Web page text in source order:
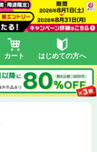
カート はじめての方へ